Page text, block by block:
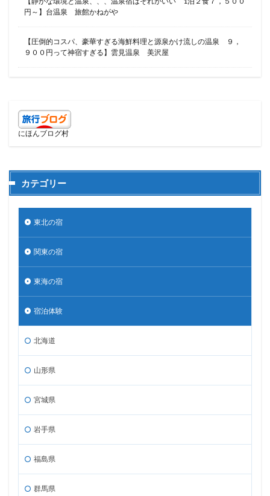
円～】台温泉 旅館かねがや
【圧倒的コスパ、豪華すぎる海鮮料理と源泉かけ流しの温泉 ９，
９００円って神宿すぎる】雲見温泉 美沢屋
にほんブログ村
カテゴリー
東北の宿
関東の宿
東海の宿
宿泊体験
北海道
山形県
宮城県
岩手県
福島県
群馬県